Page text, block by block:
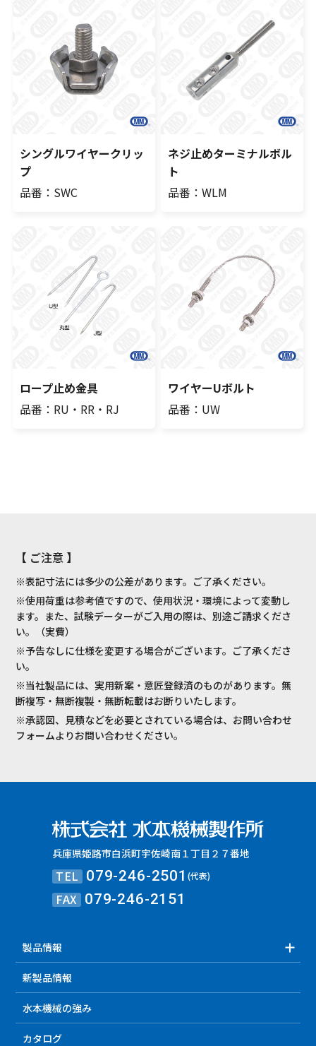
シングルワイヤークリッ
プ
品番：SWC
ネジ止めターミナルボル
ト
品番：WLM
ロープ止め金具
品番：RU・RR・RJ
ワイヤーUボルト
品番：UW
【 ご注意 】
※表記寸法には多少の公差があります。ご了承ください。
※使用荷重は参考値ですので、使用状況・環境によって変動し
ます。また、試験データーがご入用の際は、別途ご請求くださ
い。（実費）
※予告なしに仕様を変更する場合がございます。ご了承くださ
い。
※当社製品には、実用新案・意匠登録済のものがあります。無
断複写・無断複製・無断転載はお断りいたします。
※承認図、見積などを必要とされている場合は、お問い合わせ
フォームよりお問い合わせください。
兵庫県姫路市白浜町宇佐崎南１丁目２７番地
TEL 079-246-2501(代表)
FAX 079-246-2151
製品情報
新製品情報
水本機械の強み
カタログ